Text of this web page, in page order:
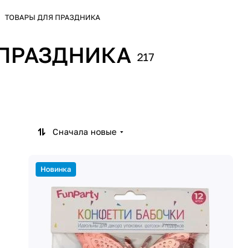
ТОВАРЫ ДЛЯ ПРАЗДНИКА
217
Сначала новые
Новинка